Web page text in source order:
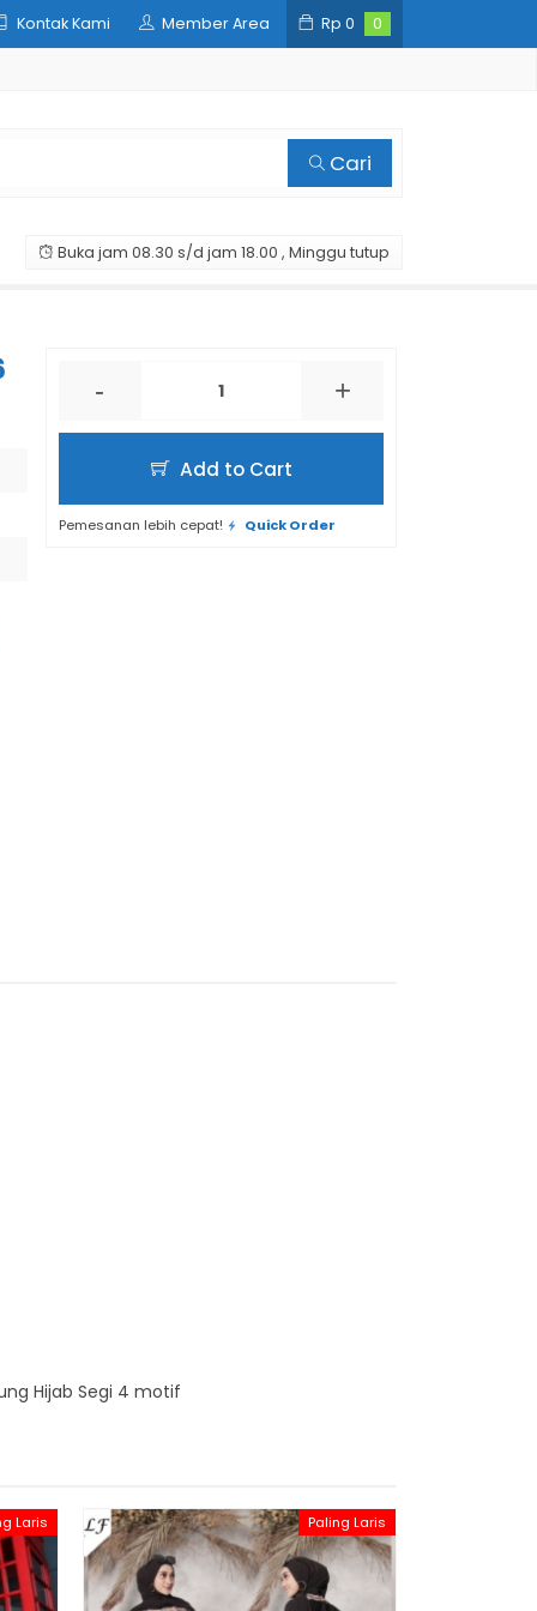
Kontak Kami Member Area Rp 0 0
Cari
Buka jam 08.30 s/d jam 18.00 , Minggu tutup
- +
Add to Cart
Pemesanan lebih cepat! Quick Order
Hijab Segi 4 motif
Laris Paling Laris